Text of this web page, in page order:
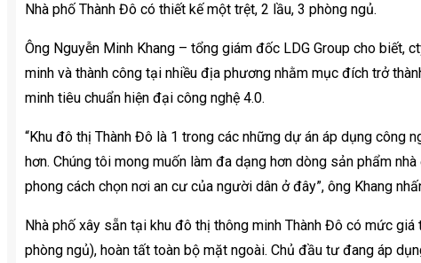
Nhà phố Thành Đô có thiết kế một trệt, 2 lầu, 3 phòng ngủ.
Ông Nguyễn Minh Khang – tổng giám đốc LDG Group cho biết,
minh và thành công tại nhiều địa phương nhằm mục đích trở
minh tiêu chuẩn hiện đại công nghệ 4.0.
“Khu đô thị Thành Đô là 1 trong các những dự án áp dụng công
hơn. Chúng tôi mong muốn làm đa dạng hơn dòng sản phẩm
phong cách chọn nơi an cư của người dân ở đây”, ông Khang
Nhà phố xây sẵn tại khu đô thị thông minh Thành Đô có mức
phòng ngủ), hoàn tất toàn bộ mặt ngoài. Chủ đầu tư đang áp